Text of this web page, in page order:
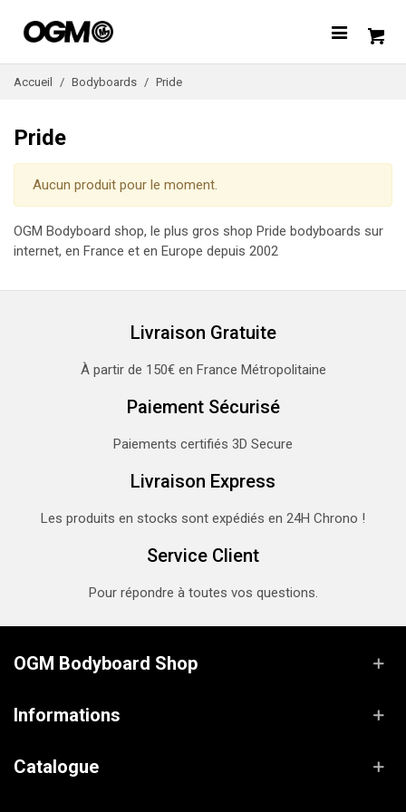
Accueil / Bodyboards / Pride
Pride
Aucun produit pour le moment.
OGM Bodyboard shop, le plus gros shop Pride bodyboards sur
internet, en France et en Europe depuis 2002
Livraison Gratuite
À partir de 150€ en France Métropolitaine
Paiement Sécurisé
Paiements certifiés 3D Secure
Livraison Express
Les produits en stocks sont expédiés en 24H Chrono !
Service Client
Pour répondre à toutes vos questions.
OGM Bodyboard Shop
Informations
Catalogue